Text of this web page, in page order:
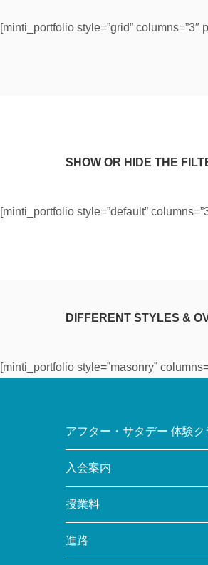
[minti_portfolio style=”grid” columns=”3″
SHOW OR HIDE THE
[minti_portfolio style=”default”
DIFFERENT STYLES &
[minti_portfolio style=”masonry”
アフター・サタデー 体験ク
入会案内
授業料
進路